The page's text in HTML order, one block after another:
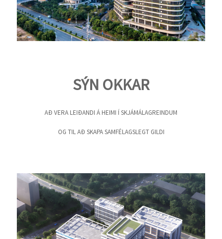
SÝN OKKAR
AÐ VERA LEIÐANDI Á HEIMI Í SKJÁMÁLAGREINDUM
OG TIL AÐ SKAPA SAMFÉLAGSLEGT GILDI